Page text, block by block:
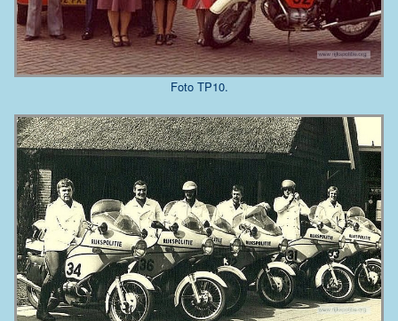
Foto TP10.